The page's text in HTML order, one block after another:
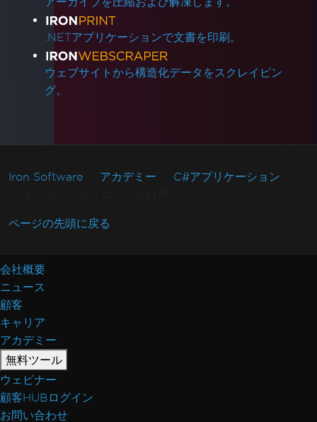
.NETアプリケーションで文書を印刷。
ウェブサイトから構造化データをスクレイピン
グ。
Iron Software アカデミー
C#アプリケーション
ページの先頭に戻る
会社概要
ニュース
顧客
キャリア
アカデミー
無料ツール
ウェビナー
顧客HUBログイン
お問い合わせ